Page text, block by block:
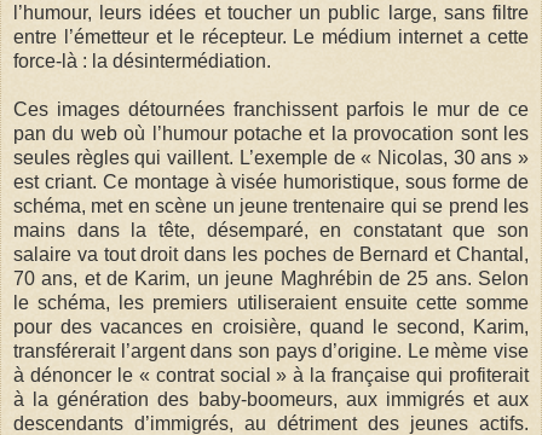
l’humour, leurs idées et toucher un public large, sans filtre
entre l’émetteur et le récepteur. Le médium internet a cette
force-là : la désintermédiation.
Ces images détournées franchissent parfois le mur de ce
pan du web où l’humour potache et la provocation sont les
seules règles qui vaillent. L’exemple de « Nicolas, 30 ans »
est criant. Ce montage à visée humoristique, sous forme de
schéma, met en scène un jeune trentenaire qui se prend les
mains dans la tête, désemparé, en constatant que son
salaire va tout droit dans les poches de Bernard et Chantal,
70 ans, et de Karim, un jeune Maghrébin de 25 ans. Selon
le schéma, les premiers utiliseraient ensuite cette somme
pour des vacances en croisière, quand le second, Karim,
transférerait l’argent dans son pays d’origine. Le mème vise
à dénoncer le « contrat social » à la française qui profiterait
à la génération des baby-boomeurs, aux immigrés et aux
descendants d’immigrés, au détriment des jeunes actifs.